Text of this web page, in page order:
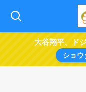
大谷翔平、ド
ショウ